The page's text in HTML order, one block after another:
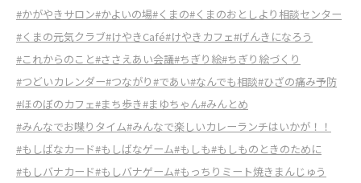
#かがやきサロン#かよいの場#くまの#くまのおとしより相談センター
#くまの元気クラブ#けやきCafé#けやきカフェ#げんきになろう
#これからのこと#ささえあい会議#ちぎり絵#ちぎり絵づくり
#つどいカレンダー#つながり#であい#なんでも相談#ひざの痛み予防
#ほのぼのカフェ#まち歩き#まゆちゃん#みんとめ
#みんなでお喋りタイム#みんなで楽しいカレーランチはいかが！！
#もしばなカード#もしばなゲーム#もしも#もしものときのために
#もしバナカード#もしバナゲーム#もっちりミート焼きまんじゅう